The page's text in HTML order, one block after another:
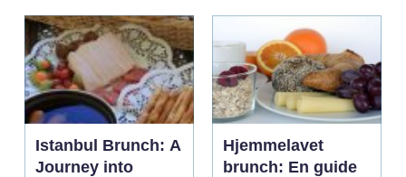
Istanbul Brunch: A
Journey into
Hjemmelavet
brunch: En guide